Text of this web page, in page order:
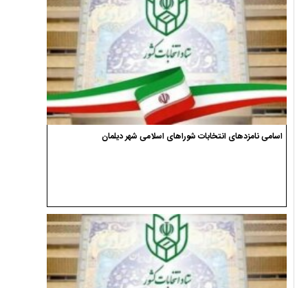
اسامی نامزدهای انتخابات شوراهای اسلامی شهر دیلمان